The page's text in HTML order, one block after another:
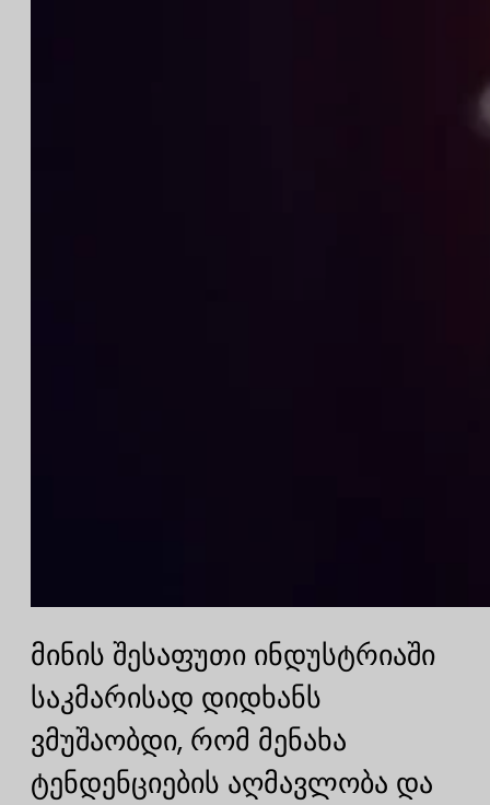
მინის შესაფუთი ინდუსტრიაში
საკმარისად დიდხანს
ვმუშაობდი, რომ მენახა
ტენდენციების აღმავლობა და